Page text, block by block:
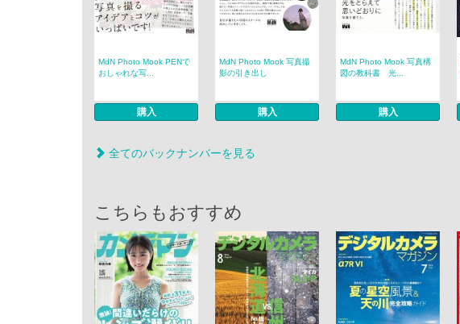
MdN Photo Mook PENで
おしゃれな写...
購入
MdN Photo Mook 写真撮
影の引き出し
購入
MdN Photo Mook 写真構
図の教科書 光...
購入
全てのバックナンバーを見る
こちらもおすすめ